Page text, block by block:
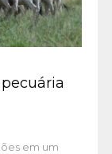
em um